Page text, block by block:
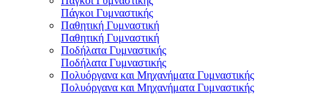
Πάγκοι Γυμναστικής
Παθητική Γυμναστική
Παθητική Γυμναστική
Ποδήλατα Γυμναστικής
Ποδήλατα Γυμναστικής
Πολυόργανα και Μηχανήματα Γυμναστικής
Πολυόργανα και Μηχανήματα Γυμναστικής